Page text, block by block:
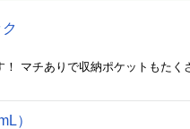
マチありで収納ポケットもたく
）